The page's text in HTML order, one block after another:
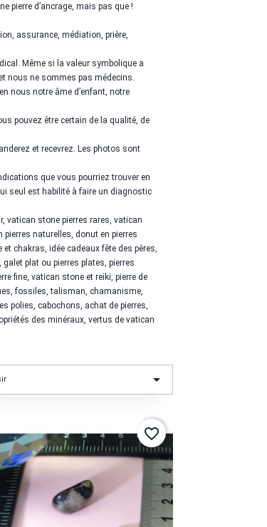
pierre d’ancrage, mais pas que !
assurance, médiation, prière,
Même si la valeur symbolique a
nous ne sommes pas médecins.
nous notre âme d’enfant, notre
pouvez être certain de la qualité, de
et recevrez. Les photos sont
que vous pourriez trouver en
seul est habilité à faire un diagnostic
vatican stone pierres rares, vatican
naturelles, donut en pierres
et chakras, idée cadeaux fête des pères,
galet plat ou pierres plates, pierres
fine, vatican stone et reiki, pierre de
fossiles, talisman, chamanisme,
polies, cabochons, achat de pierres,
des minéraux, vertus de vatican

favorite_border